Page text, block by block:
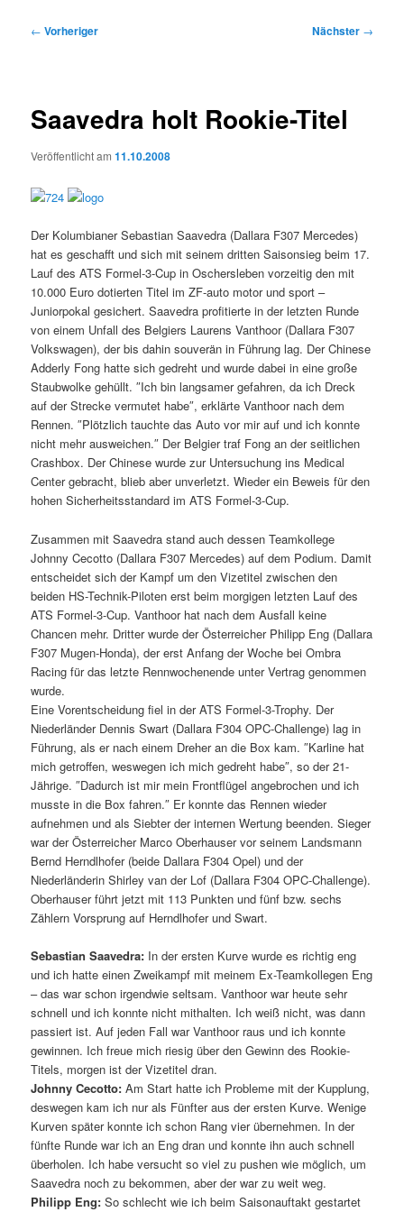
Beitragsnavigation
← Vorheriger Nächster →
Saavedra holt Rookie-Titel
Veröffentlicht am11.10.2008
Der Kolumbianer Sebastian Saavedra (Dallara F307 Mercedes)
hat es geschafft und sich mit seinem dritten Saisonsieg beim 17.
Lauf des ATS Formel-3-Cup in Oschersleben vorzeitig den mit
10.000 Euro dotierten Titel im ZF-auto motor und sport –
Juniorpokal gesichert. Saavedra profitierte in der letzten Runde
von einem Unfall des Belgiers Laurens Vanthoor (Dallara F307
Volkswagen), der bis dahin souverän in Führung lag. Der Chinese
Adderly Fong hatte sich gedreht und wurde dabei in eine große
Staubwolke gehüllt. ″Ich bin langsamer gefahren, da ich Dreck
auf der Strecke vermutet habe″, erklärte Vanthoor nach dem
Rennen. ″Plötzlich tauchte das Auto vor mir auf und ich konnte
nicht mehr ausweichen.″ Der Belgier traf Fong an der seitlichen
Crashbox. Der Chinese wurde zur Untersuchung ins Medical
Center gebracht, blieb aber unverletzt. Wieder ein Beweis für den
hohen Sicherheitsstandard im ATS Formel-3-Cup.
Zusammen mit Saavedra stand auch dessen Teamkollege
Johnny Cecotto (Dallara F307 Mercedes) auf dem Podium. Damit
entscheidet sich der Kampf um den Vizetitel zwischen den
beiden HS-Technik-Piloten erst beim morgigen letzten Lauf des
ATS Formel-3-Cup. Vanthoor hat nach dem Ausfall keine
Chancen mehr. Dritter wurde der Österreicher Philipp Eng (Dallara
F307 Mugen-Honda), der erst Anfang der Woche bei Ombra
Racing für das letzte Rennwochenende unter Vertrag genommen
wurde.
Eine Vorentscheidung fiel in der ATS Formel-3-Trophy. Der
Niederländer Dennis Swart (Dallara F304 OPC-Challenge) lag in
Führung, als er nach einem Dreher an die Box kam. ″Karline hat
mich getroffen, weswegen ich mich gedreht habe″, so der 21-
Jährige. ″Dadurch ist mir mein Frontflügel angebrochen und ich
musste in die Box fahren.″ Er konnte das Rennen wieder
aufnehmen und als Siebter der internen Wertung beenden. Sieger
war der Österreicher Marco Oberhauser vor seinem Landsmann
Bernd Herndlhofer (beide Dallara F304 Opel) und der
Niederländerin Shirley van der Lof (Dallara F304 OPC-Challenge).
Oberhauser führt jetzt mit 113 Punkten und fünf bzw. sechs
Zählern Vorsprung auf Herndlhofer und Swart.
Sebastian Saavedra: In der ersten Kurve wurde es richtig eng
und ich hatte einen Zweikampf mit meinem Ex-Teamkollegen Eng
– das war schon irgendwie seltsam. Vanthoor war heute sehr
schnell und ich konnte nicht mithalten. Ich weiß nicht, was dann
passiert ist. Auf jeden Fall war Vanthoor raus und ich konnte
gewinnen. Ich freue mich riesig über den Gewinn des Rookie-
Titels, morgen ist der Vizetitel dran.
Johnny Cecotto: Am Start hatte ich Probleme mit der Kupplung,
deswegen kam ich nur als Fünfter aus der ersten Kurve. Wenige
Kurven später konnte ich schon Rang vier übernehmen. In der
fünfte Runde war ich an Eng dran und konnte ihn auch schnell
überholen. Ich habe versucht so viel zu pushen wie möglich, um
Saavedra noch zu bekommen, aber der war zu weit weg.
Philipp Eng: So schlecht wie ich beim Saisonauftakt gestartet